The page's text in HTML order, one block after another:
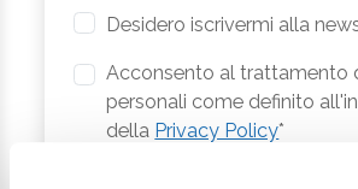
Desidero iscrivermi alla
Acconsento al trattamento
personali come definito
della Privacy Policy*